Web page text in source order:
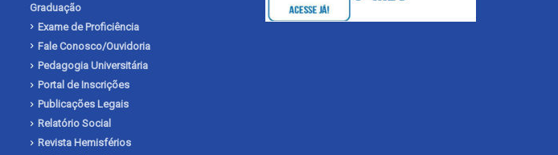
Graduação
Exame de Proficiência
Fale Conosco/Ouvidoria
Pedagogia Universitária
Portal de Inscrições
Publicações Legais
Relatório Social
Revista Hemisférios